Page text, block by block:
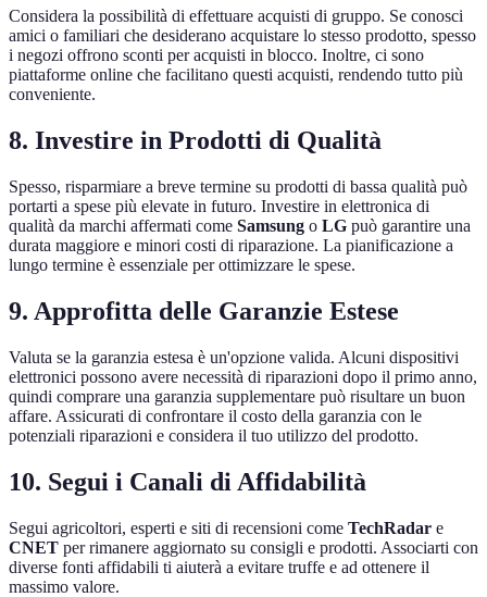
Considera la possibilità di effettuare acquisti di gruppo. Se conosci
amici o familiari che desiderano acquistare lo stesso prodotto, spesso
i negozi offrono sconti per acquisti in blocco. Inoltre, ci sono
piattaforme online che facilitano questi acquisti, rendendo tutto più
conveniente.
8. Investire in Prodotti di Qualità
Spesso, risparmiare a breve termine su prodotti di bassa qualità può
portarti a spese più elevate in futuro. Investire in elettronica di
qualità da marchi affermati come Samsung o LG può garantire una
durata maggiore e minori costi di riparazione. La pianificazione a
lungo termine è essenziale per ottimizzare le spese.
9. Approfitta delle Garanzie Estese
Valuta se la garanzia estesa è un'opzione valida. Alcuni dispositivi
elettronici possono avere necessità di riparazioni dopo il primo anno,
quindi comprare una garanzia supplementare può risultare un buon
affare. Assicurati di confrontare il costo della garanzia con le
potenziali riparazioni e considera il tuo utilizzo del prodotto.
10. Segui i Canali di Affidabilità
Segui agricoltori, esperti e siti di recensioni come TechRadar e
CNET per rimanere aggiornato su consigli e prodotti. Associarti con
diverse fonti affidabili ti aiuterà a evitare truffe e ad ottenere il
massimo valore.